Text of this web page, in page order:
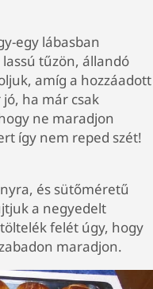
egy lábasban
tűzön, állandó
amíg a hozzáadott
ha már csak
ne maradjon
így nem reped szét!
és sütőméretű
a negyedelt
felét úgy, hogy
maradjon.